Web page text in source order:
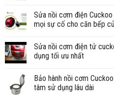
Sửa nồi cơm điện
mọi sự cố cho căn bếp
Sửa nồi cơm điện tử
dụng tối ưu nhất
Bảo hành nồi cơm
tâm sử dụng lâu dài